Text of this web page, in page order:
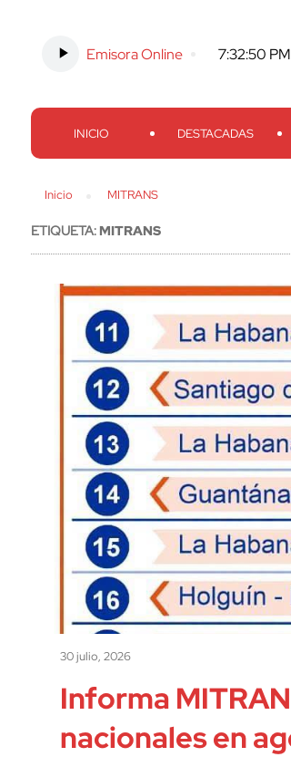
Emisora Online -7:32:51 PM
INICIO DESTACADAS
Inicio MITRANS
ETIQUETA:MITRANS
30 julio, 2026
Informa
nacionales en